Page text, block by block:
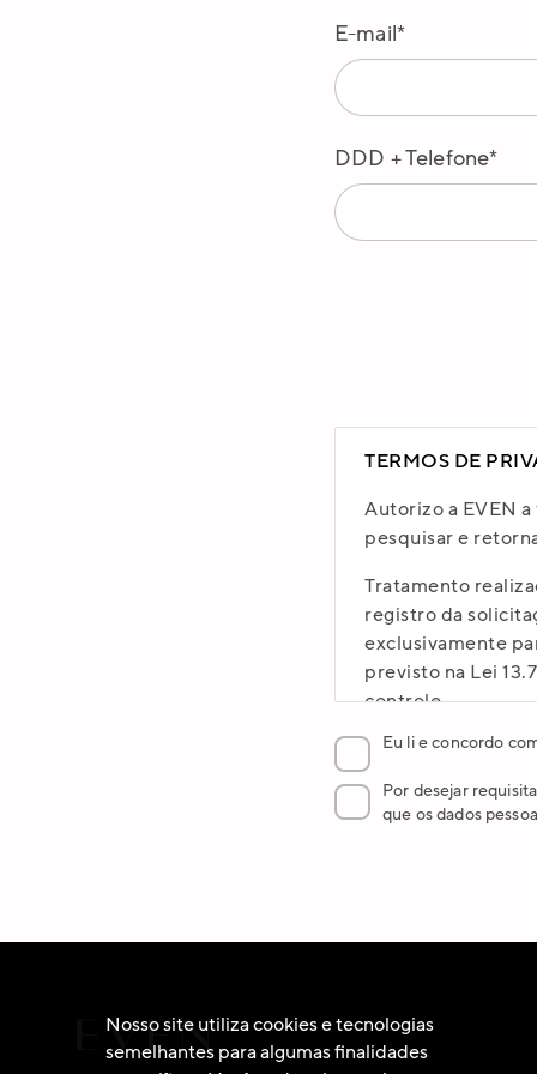
E-mail*
DDD + Telefone*
TERMOS DE
Autorizo a EVEN
pesquisar e
Tratamento
registro da
exclusivamente
previsto na Lei
controle.
Guarda das
pesquisa
toda segurança
quais solicitei a
solicitação. Após
poderão ser
órgãos
apenas para tal
Eu li e concordo
Por desejar
que os dados
Para falar
Nome*
Aceito os
Fale com
Fale com
Nosso site utiliza cookies e tecnologias
semelhantes para algumas finalidades